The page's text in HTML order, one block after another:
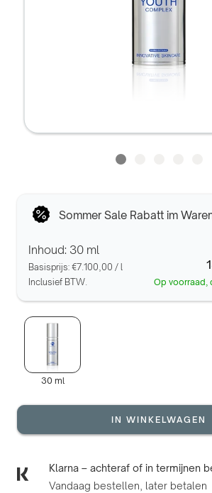
Sommer Sale Rabatt im
Inhoud: 30 ml
Basisprijs: €7.100,00 / l
Inclusief BTW.
Op voorraad,
30 ml
IN WINKELWAGEN
Klarna – achteraf of in termijnen
Vandaag bestellen, later betalen